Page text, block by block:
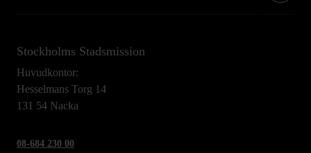
Stockholms Stadsmission
Huvudkontor:
Hesselmans Torg 14
131 54 Nacka
08-684 230 00